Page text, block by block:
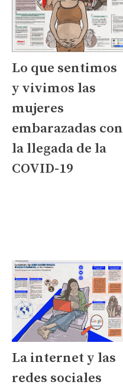
Lo que sentimos
y vivimos las
mujeres
embarazadas con
la llegada de la
COVID-19
La internet y las
redes sociales